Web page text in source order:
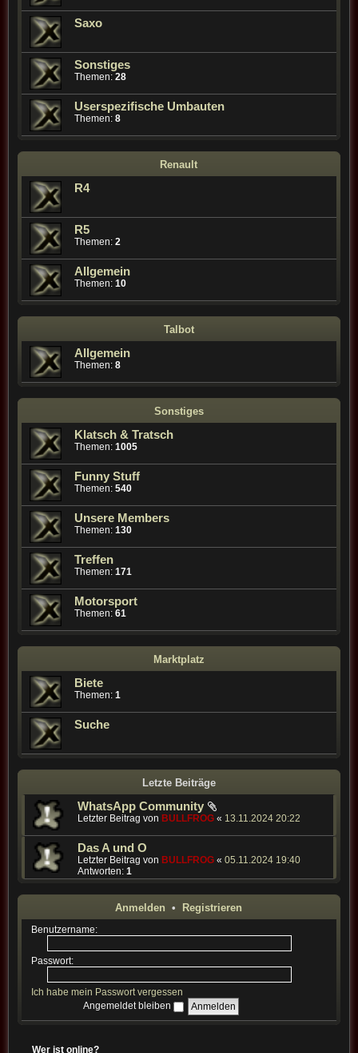
Saxo
Sonstiges
Themen: 28
Userspezifische Umbauten
Themen: 8
Renault
R4
R5
Themen: 2
Allgemein
Themen: 10
Talbot
Allgemein
Themen: 8
Sonstiges
Klatsch & Tratsch
Themen: 1005
Funny Stuff
Themen: 540
Unsere Members
Themen: 130
Treffen
Themen: 171
Motorsport
Themen: 61
Marktplatz
Biete
Themen: 1
Suche
Letzte Beiträge
WhatsApp Community
Letzter Beitrag von BULLFROG« 13.11.2024 20:22
Das A und O
Letzter Beitrag von BULLFROG« 05.11.2024 19:40
Antworten: 1
Anmelden • Registrieren
Benutzername:
Passwort:
Ich habe mein Passwort vergessen
Angemeldet bleiben
Wer ist online?